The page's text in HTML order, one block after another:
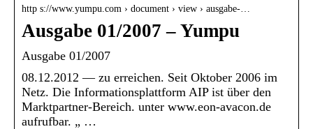
http s://www.yumpu.com › document › view › ausgabe-…
Ausgabe 01/2007 – Yumpu
Ausgabe 01/2007
08.12.2012 — zu erreichen. Seit Oktober 2006 im
Netz. Die Informationsplattform AIP ist über den
Marktpartner-Bereich. unter www.eon-avacon.de
aufrufbar. „ …